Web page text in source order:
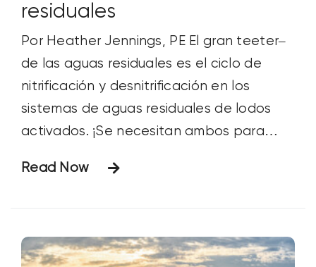
residuales
Por Heather Jennings, PE El gran teeter–
de las aguas residuales es el ciclo de
nitrificación y desnitrificación en los
sistemas de aguas residuales de lodos
activados. ¡Se necesitan ambos para
gaseoso! Ambos procesos alimentan en
contrapuestas. La nitrificación consiste
Read Now